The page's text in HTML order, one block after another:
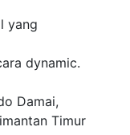
yang
dynamic.
Damai,
Timur